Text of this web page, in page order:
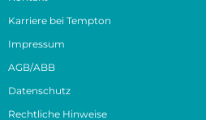
Karriere bei Tempton
Impressum
AGB/ABB
Datenschutz
Rechtliche Hinweise